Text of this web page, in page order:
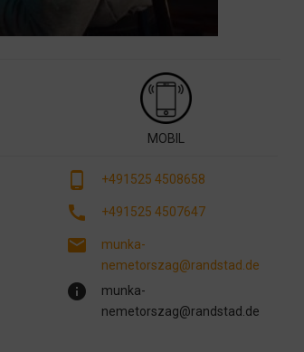
MOBIL
phone_android +491525 4508658
call +491525 4507647
email
munka-
nemetorszag@randstad.de
info
munka-
nemetorszag@randstad.de